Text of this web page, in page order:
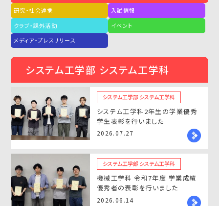
システム工学部 システム工学科
システム工学部 システム工学科
システム工学科2年生の学業優秀
学生表彰を行いました
2026.07.27
システム工学部 システム工学科
機械工学科 令和7年度 学業成績
優秀者の表彰を行いました
2026.06.14
研究・社会連携
入試情報
クラブ・課外活動
イベント
メディア・プレスリリース